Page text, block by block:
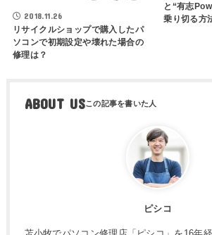
2018.11.26
リサイクルショップで購入したパ
ソコンで初期設定や壊れた場合の
修理は？
と“有志
乗り切る方
ABOUT US
ピシコ